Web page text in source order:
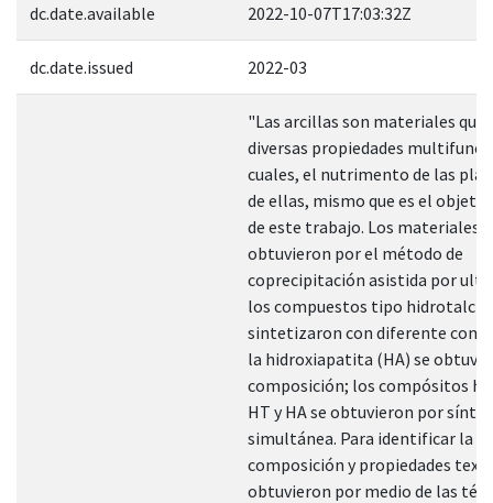
dc.date.available 2022-10-07T17:03:32Z
dc.date.issued 2022-03
"Las arcillas son materiales que
diversas propiedades
cuales, el nutrimento de las
de ellas, mismo que es el objeto
de este trabajo. Los materiales
obtuvieron por el método de
coprecipitación asistida por
los compuestos tipo
sintetizaron con diferente
la hidroxiapatita (HA) se obtuvo
composición; los compósitos
HT y HA se obtuvieron por
simultánea. Para identificar la
composición y propiedades
obtuvieron por medio de las